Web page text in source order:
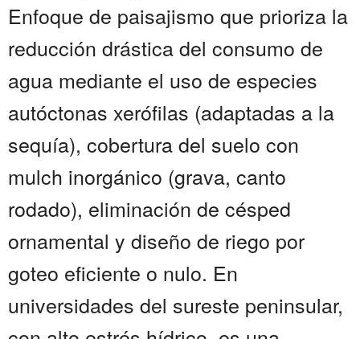
Enfoque de paisajismo que prioriza la
reducción drástica del consumo de
agua mediante el uso de especies
autóctonas xerófilas (adaptadas a la
sequía), cobertura del suelo con
mulch inorgánico (grava, canto
rodado), eliminación de césped
ornamental y diseño de riego por
goteo eficiente o nulo. En
universidades del sureste peninsular,